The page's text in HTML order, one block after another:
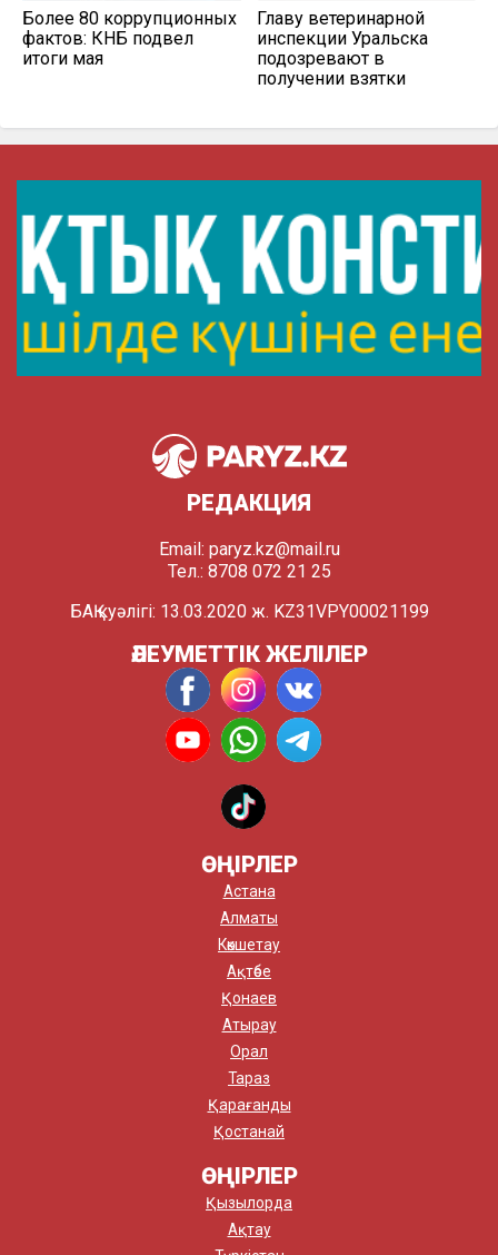
Более 80 коррупционных
фактов: КНБ подвел
итоги мая
Главу ветеринарной
инспекции Уральска
подозревают в
получении взятки
РЕДАКЦИЯ
Email: paryz.kz@mail.ru
Тел.: 8708 072 21 25
БАҚ куәлігі: 13.03.2020 ж. KZ31VPY00021199
ӘЛЕУМЕТТІК ЖЕЛІЛЕР
ӨҢІРЛЕР
Астана
Алматы
Көкшетау
Ақтөбе
Қонаев
Атырау
Орал
Тараз
Қарағанды
Қостанай
ӨҢІРЛЕР
Қызылорда
Ақтау